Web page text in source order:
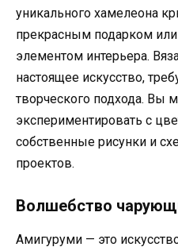
уникального хамелеона
прекрасным подарком
элементом интерьера.
настоящее искусство,
творческого подхода. Вы
экспериментировать с
собственные рисунки и
проектов.
Волшебство
Амигуруми — это